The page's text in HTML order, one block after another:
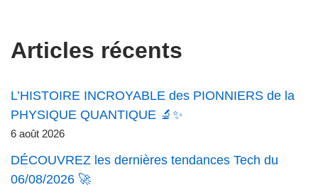
Articles récents
L’HISTOIRE INCROYABLE des PIONNIERS de la
PHYSIQUE QUANTIQUE 🔬✨
6 août 2026
DÉCOUVREZ les dernières tendances Tech du
06/08/2026 🚀